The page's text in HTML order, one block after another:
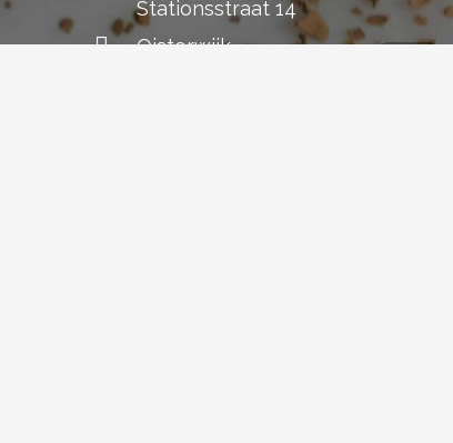
Stationsstraat 14
Oisterwijk